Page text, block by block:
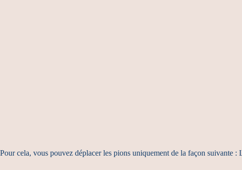
Pour cela, vous pouvez déplacer les pions uniquement de la façon suivante :